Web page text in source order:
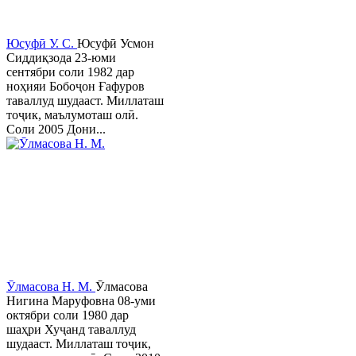
Юсуфӣ У. C. Юсуфӣ Усмон
Сиддиқзода 23-юми
сентябри соли 1982 дар
ноҳияи Бобоҷон Ғафуров
таваллуд шудааст. Миллаташ
тоҷик, маълумоташ олӣ.
Соли 2005 Дони...
Ӯлмасова Н. М. Ӯлмасова
Нигина Маруфовна 08-уми
октябри соли 1980 дар
шаҳри Хуҷанд таваллуд
шудааст. Миллаташ тоҷик,